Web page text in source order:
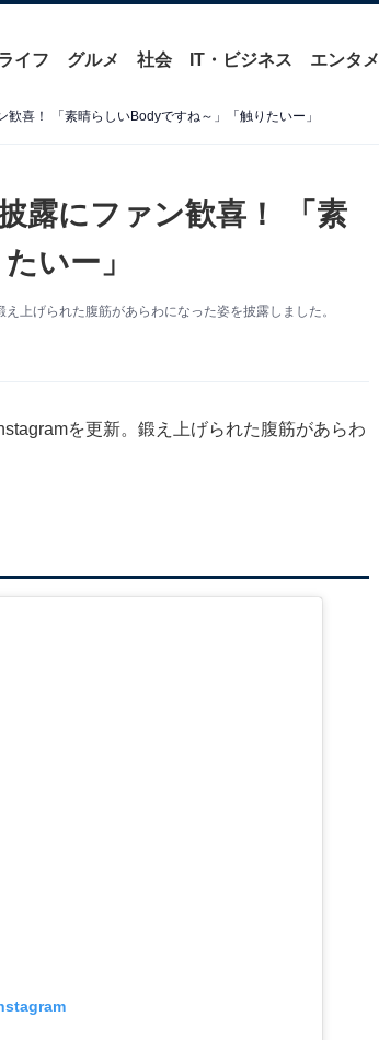
イフ グルメ 社会 IT・ビジネス エンタメ
喜！ 「素晴らしいBodyですね～」「触りたいー」
露にファン歓喜！ 「素
いー」
上げられた腹筋があらわになった姿を披露しました。
を更新。鍛え上げられた腹筋があらわ